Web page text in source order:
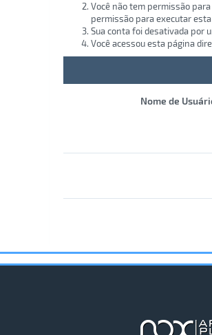
Você não tem permissão
permissão para executar esta
Sua conta foi desativada por
Você acessou esta página
Nome de